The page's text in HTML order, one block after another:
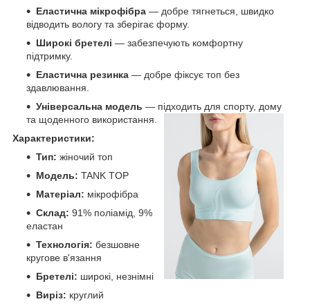
Еластична мікрофібра — добре тягнеться, швидко
відводить вологу та зберігає форму.
Широкі бретелі — забезпечують комфортну
підтримку.
Еластична резинка — добре фіксує топ без
здавлювання.
Універсальна модель — підходить для спорту, дому
та щоденного використання.
Характеристики:
Тип: жіночий топ
Модель: TANK TOP
Матеріал: мікрофібра
Склад: 91% поліамід, 9%
еластан
Технологія: безшовне
кругове в'язання
Бретелі: широкі, незнімні
Виріз: круглий